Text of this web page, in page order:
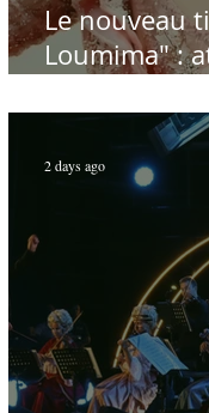
Le nouveau
Loumima" :
Rabah
2 days ago